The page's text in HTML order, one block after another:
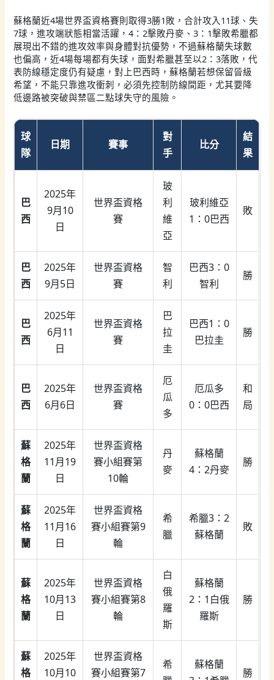
蘇格蘭近4場世界盃資格賽則取得3勝1敗，合計攻入11球、失
7球，進攻端狀態相當活躍，4：2擊敗丹麥、3：1擊敗希臘都
展現出不錯的進攻效率與身體對抗優勢，不過蘇格蘭失球數
也偏高，近4場每場都有失球，面對希臘甚至以2：3落敗，代
表防線穩定度仍有疑慮，對上巴西時，蘇格蘭若想保留晉級
希望，不能只靠進攻衝刺，必須先控制防線間距，尤其要降
低邊路被突破與禁區二點球失守的風險。
球
隊
日期 賽事
對
手
比分
結
果
巴
西
2025年
9月10
日
世界盃資格
賽
玻
利
維
亞
玻利維亞
1：0巴西
敗
巴
西
2025年
9月5日
世界盃資格
賽
智
利
巴西3：0
智利
勝
巴
西
2025年
6月11
日
世界盃資格
賽
巴
拉
圭
巴西1：0
巴拉圭
勝
巴
西
2025年
6月6日
世界盃資格
賽
厄
瓜
多
厄瓜多
0：0巴西
和
局
蘇
格
蘭
2025年
11月19
日
世界盃資格
賽小組賽第
10輪
丹
麥
蘇格蘭
4：2丹麥
勝
蘇
格
蘭
2025年
11月16
日
世界盃資格
賽小組賽第9
輪
希
臘
希臘3：2
蘇格蘭
敗
蘇
格
蘭
2025年
10月13
日
世界盃資格
賽小組賽第8
輪
白
俄
羅
斯
蘇格蘭
2：1白俄
羅斯
勝
蘇
格
2025年
10月10
世界盃資格
賽小組賽第7
希
蘇格蘭
勝